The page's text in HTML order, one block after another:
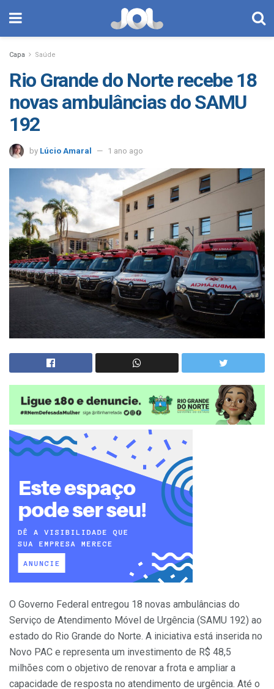
Capa Saúde
Rio Grande do Norte recebe 18
novas ambulâncias do SAMU
192
by Lúcio Amaral 1 ano ago
O Governo Federal entregou 18 novas ambulâncias do
Serviço de Atendimento Móvel de Urgência (SAMU 192) ao
estado do Rio Grande do Norte. A iniciativa está inserida no
Novo PAC e representa um investimento de R$ 48,5
milhões com o objetivo de renovar a frota e ampliar a
capacidade de resposta no atendimento de urgência. Até o